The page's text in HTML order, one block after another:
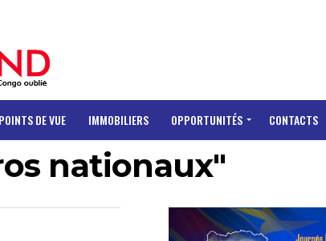
DE VUE IMMOBILIERS OPPORTUNITÉS CONTACTS
nationaux"